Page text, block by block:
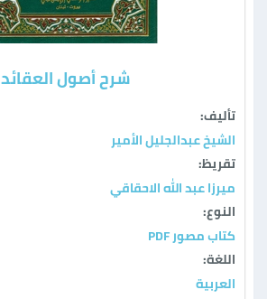
شرح أصول العقائد
تأليف:
الشيخ عبدالجليل الأمير
تقريظ:
ميرزا عبد الله الاحقاقي
النوع:
كتاب مصور PDF
اللغة:
العربية